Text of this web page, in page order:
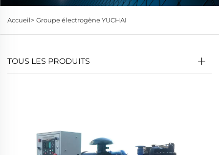
Accueil> Groupe électrogène YUCHAI
TOUS LES PRODUITS